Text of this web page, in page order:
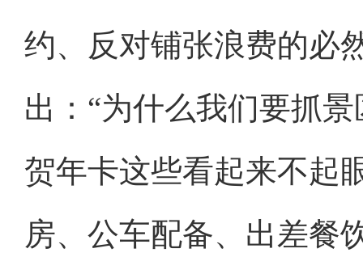
约、反对铺张浪费的必
出：“为什么我们要抓
贺年卡这些看起来不起
房、公车配备、出差餐